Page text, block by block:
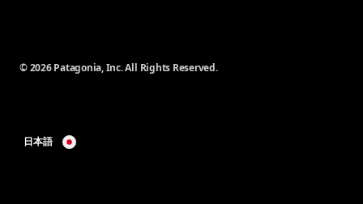
© 2026 Patagonia, Inc. All Rights Reserved.
日本語